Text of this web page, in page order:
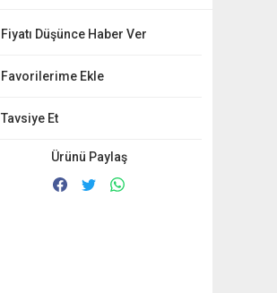
Fiyatı Düşünce Haber Ver
Tavsiye Et
Ürünü Paylaş